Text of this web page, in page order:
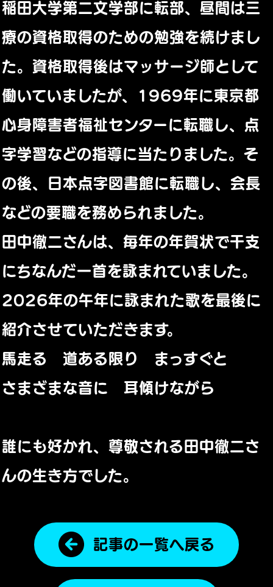
稲田大学第二文学部に転部、昼間は三
療の資格取得のための勉強を続けまし
た。資格取得後はマッサージ師として
働いていましたが、1969年に東京都
心身障害者福祉センターに転職し、点
字学習などの指導に当たりました。そ
の後、日本点字図書館に転職し、会長
などの要職を務められました。
田中徹二さんは、毎年の年賀状で干支
にちなんだ一首を詠まれていました。
2026年の午年に詠まれた歌を最後に
紹介させていただきます。
馬走る 道ある限り まっすぐと
さまざまな音に 耳傾けながら
誰にも好かれ、尊敬される田中徹二さ
んの生き方でした。
記事の一覧へ戻る